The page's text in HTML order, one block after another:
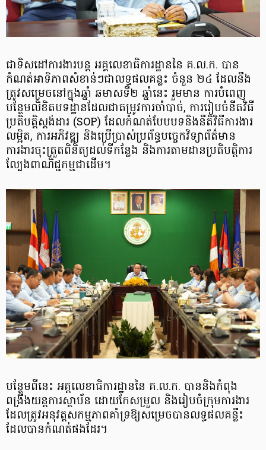
ជាទិសដៅការងារបន្ដ អគ្គលេខាធិការដ្ឋាននៃ គ.ល.ក. បាន
កំណត់អាទិភាពសំខាន់ៗជាលទ្ធផលគន្លះ ចំនួន ២៤ ដែលនឹង
ត្រូវសម្រេចនៅក្នុងឆ្នាំ ឆមាសទី២ ឆ្នាំនេះ រួមមាន ការបំពេញ
បន្ថែមលិខិតបទដ្ឋាន​ដែលជាតម្រូវការចាំបាច់, ការរៀបចំនីតវិធី
ប្រតិបត្តិស្ដង់ដារ (SOP) ដែលកំណត់បែបបទ​និងនីតិវិធី​ការងារ
លម្អិត, ការអភិវឌ្ឍ និងប្រើប្រាស់ប្រព័ន្ធបច្ចេកវិទ្យាព័ត៌មាន
ការងារចុះត្រួតពិនិត្យដល់ទីកន្លែង និងការតាមដានប្រតិបត្តិការ
ល្បែងពាណិជ្ជកម្មជាដើម។
បន្ថែមពីនេះ អគ្គលេខាធិការដ្ឋាននៃ គ.ល.ក. បាននិងកំពុង
ពង្រឹងយន្ដការស្ថាប័ន ដោយកែសម្រួល និងរៀបចំ​ក្រុមការងារ
ដែលត្រូវអនុវត្តសកម្មភាពគាំទ្រឱ្យសម្រេចបានលទ្ធផល​គន្លឹះ
ដែលបាន​កំណត់ផងដែរ។